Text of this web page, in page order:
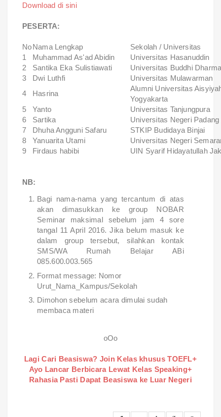
Download di sini
PESERTA:
NoNama Lengkap
Sekolah / Universitas
1
Muhammad As'ad Abidin
Universitas Hasanuddin
2
Santika Eka Sulistiawati
Universitas Buddhi
3
Dwi Luthfi
Universitas Mulawarman
4
Hasrina
Alumni Universitas
Yogyakarta
5
Yanto
Universitas Tanjungpura
6
Sartika
Universitas Negeri Padang
7
Dhuha Angguni Safaru
STKIP Budidaya Binjai
8
Yanuarita Utami
Universitas Negeri
9
Firdaus habibi UIN Syarif Hidayatullah
NB:
Bagi nama-nama yang tercantum di atas
akan dimasukkan ke group NOBAR
Seminar maksimal sebelum jam 4 sore
tangal 11 April 2016. Jika belum masuk ke
dalam group tersebut, silahkan kontak
SMS/WA Rumah Belajar ABi
085.600.003.565
Format message: Nomor
Urut_Nama_Kampus/Sekolah
Dimohon sebelum acara dimulai sudah
membaca materi
oOo
Lagi Cari Beasiswa? Join Kelas khusus TOEFL+
Ayo Lancar Berbicara Lewat Kelas Speaking+
Rahasia Pasti Dapat Beasiswa ke Luar Negeri